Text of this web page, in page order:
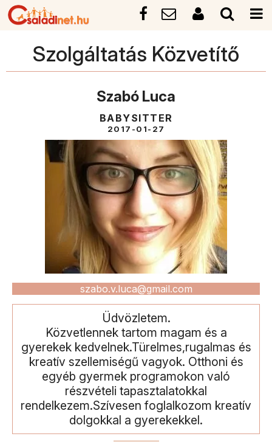
Szolgáltatás Közvetítő
Szabó Luca
BABYSITTER
2017-01-27
szabo.v.luca@gmail.com
Üdvözletem.
Közvetlennek tartom magam és a
gyerekek kedvelnek.Türelmes,rugalmas és
kreatív szellemiségű vagyok. Otthoni és
egyéb gyermek programokon való
részvételi tapasztalatokkal
rendelkezem.Szívesen foglalkozom kreatív
dolgokkal a gyerekekkel.